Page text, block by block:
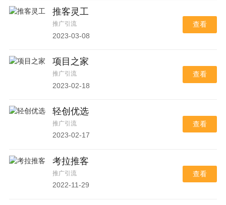
推客灵工
推广引流
2023-03-08
查看
项目之家
推广引流
2023-02-18
查看
轻创优选
推广引流
2023-02-17
查看
考拉推客
推广引流
2022-11-29
查看